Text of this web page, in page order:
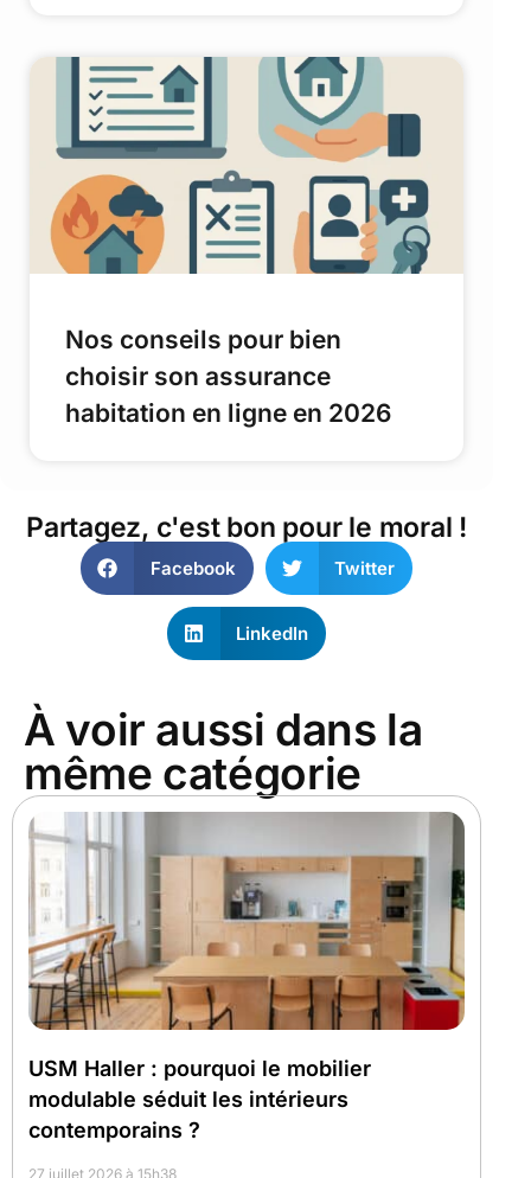
Nos conseils pour bien
choisir son assurance
habitation en ligne en 2026
Partagez, c'est bon pour le moral !
Facebook Twitter
LinkedIn
À voir aussi dans la
même catégorie
USM Haller : pourquoi le mobilier
modulable séduit les intérieurs
contemporains ?
27 juillet 2026 à 15h38